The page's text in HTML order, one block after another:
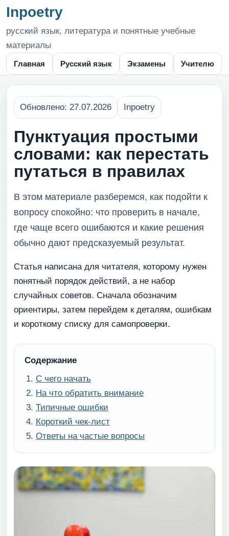
Inpoetry
русский язык, литература и понятные учебные
материалы
Главная Русский язык Экзамены Учителю
Обновлено: 27.07.2026 Inpoetry
Пунктуация простыми
словами: как перестать
путаться в правилах
В этом материале разберемся, как подойти к
вопросу спокойно: что проверить в начале,
где чаще всего ошибаются и какие решения
обычно дают предсказуемый результат.
Статья написана для читателя, которому нужен
понятный порядок действий, а не набор
случайных советов. Сначала обозначим
ориентиры, затем перейдем к деталям, ошибкам
и короткому списку для самопроверки.
Содержание
С чего начать
На что обратить внимание
Типичные ошибки
Короткий чек-лист
Ответы на частые вопросы